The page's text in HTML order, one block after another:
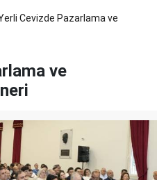
Cevizde Pazarlama ve
ve